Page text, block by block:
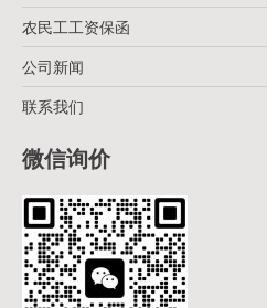
农民工工资保函
公司新闻
联系我们
微信询价